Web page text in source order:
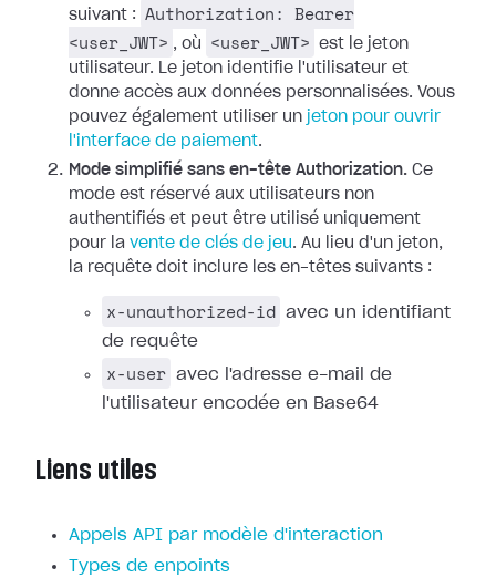
suivant :
Authorization: Bearer
<user_JWT> , où <user_JWT>
est le jeton
utilisateur. Le jeton identifie l'utilisateur et
donne accès aux données personnalisées. Vous
pouvez également utiliser un jeton pour ouvrir
l'interface de paiement.
Mode simplifié sans en-tête Authorization. Ce
mode est réservé aux utilisateurs non
authentifiés et peut être utilisé uniquement
pour la vente de clés de jeu . Au lieu d'un jeton,
la requête doit inclure les en-têtes suivants :
x-unauthorized-id avec un identifiant
de requête
x-user avec l'adresse e-mail de
l'utilisateur encodée en Base64
Liens utiles
Appels API par modèle d'interaction
Types de enpoints